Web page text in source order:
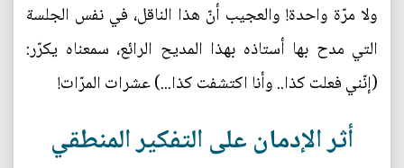
ولا مرّة واحدة! والعجيب أنّ هذا الناقل، في نفس الجلسة
التي مدح بها أستاذه بهذا المديح الرائع، سمعناه يكرّر:
(إنّني فعلت كذا.. وأنا اكتشفت كذا...) عشرات المرّات!
أثر الإدمان على التفكير المنطقي